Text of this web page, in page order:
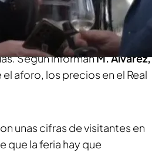
un año más la
Feria
los carros de caballos y
Sevilla, que ha registrado
Según informanM. Álvarez,
aforo, los precios en el Real
unas cifras de visitantes en
que la feria hay que